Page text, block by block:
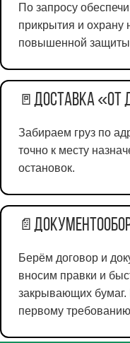
По запросу
прикрытия и охрану
повышенной
🚪 Доставка «от
Забираем груз по
точно к месту
остановок.
📄
Берём договор и
вносим правки и
закрывающих
первому